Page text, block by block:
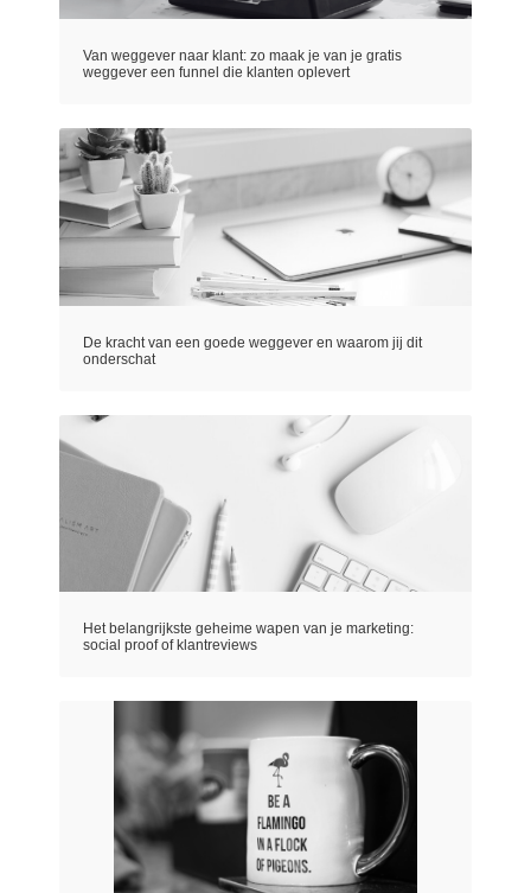
Van weggever naar klant: zo maak je van je gratis
weggever een funnel die klanten oplevert
De kracht van een goede weggever en waarom jij dit
onderschat
Het belangrijkste geheime wapen van je marketing:
social proof of klantreviews